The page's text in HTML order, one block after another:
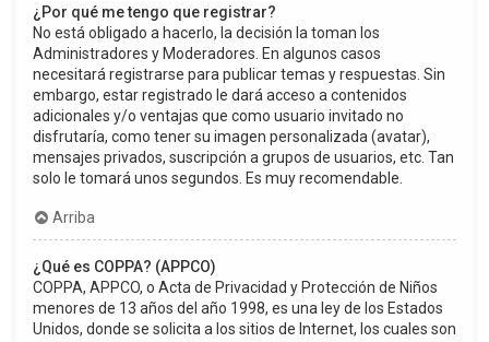
¿Por qué me tengo que registrar?
No está obligado a hacerlo, la decisión la toman los
Administradores y Moderadores. En algunos casos
necesitará registrarse para publicar temas y respuestas. Sin
embargo, estar registrado le dará acceso a contenidos
adicionales y/o ventajas que como usuario invitado no
disfrutaría, como tener su imagen personalizada (avatar),
mensajes privados, suscripción a grupos de usuarios, etc. Tan
solo le tomará unos segundos. Es muy recomendable.
Arriba
¿Qué es COPPA? (APPCO)
COPPA, APPCO, o Acta de Privacidad y Protección de Niños
menores de 13 años del año 1998, es una ley de los Estados
Unidos, donde se solicita a los sitios de Internet, los cuales son